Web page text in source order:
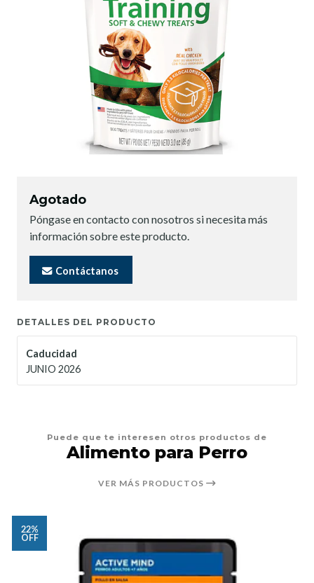
Agotado
Póngase en contacto con nosotros si necesita más
información sobre este producto.
Contáctanos
DETALLES DEL PRODUCTO
Caducidad
JUNIO 2026
Puede que te interesen otros productos de
Alimento para Perro
VER MÁS PRODUCTOS
22%
OFF